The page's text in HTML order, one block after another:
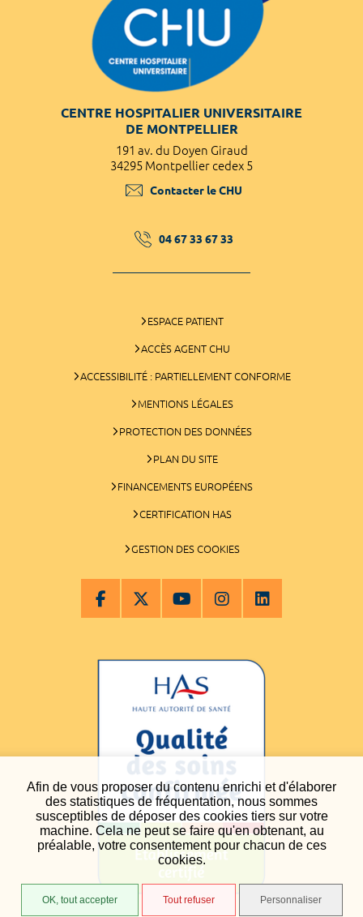
Afin de vous proposer du contenu enrichi et d'élaborer
des statistiques de fréquentation, nous sommes
susceptibles de déposer des cookies tiers sur votre
machine. Cela ne peut se faire qu'en obtenant, au
préalable, votre consentement pour chacun de ces
cookies.
OK, tout accepter Tout refuser Personnaliser
CENTRE HOSPITALIER UNIVERSITAIRE
DE MONTPELLIER
191 av. du Doyen Giraud
34295 Montpellier cedex 5
Contacter le CHU
04 67 33 67 33
ESPACE PATIENT
ACCÈS AGENT CHU
ACCESSIBILITÉ : PARTIELLEMENT CONFORME
MENTIONS LÉGALES
PROTECTION DES DONNÉES
PLAN DU SITE
FINANCEMENTS EUROPÉENS
CERTIFICATION HAS
GESTION DES COOKIES